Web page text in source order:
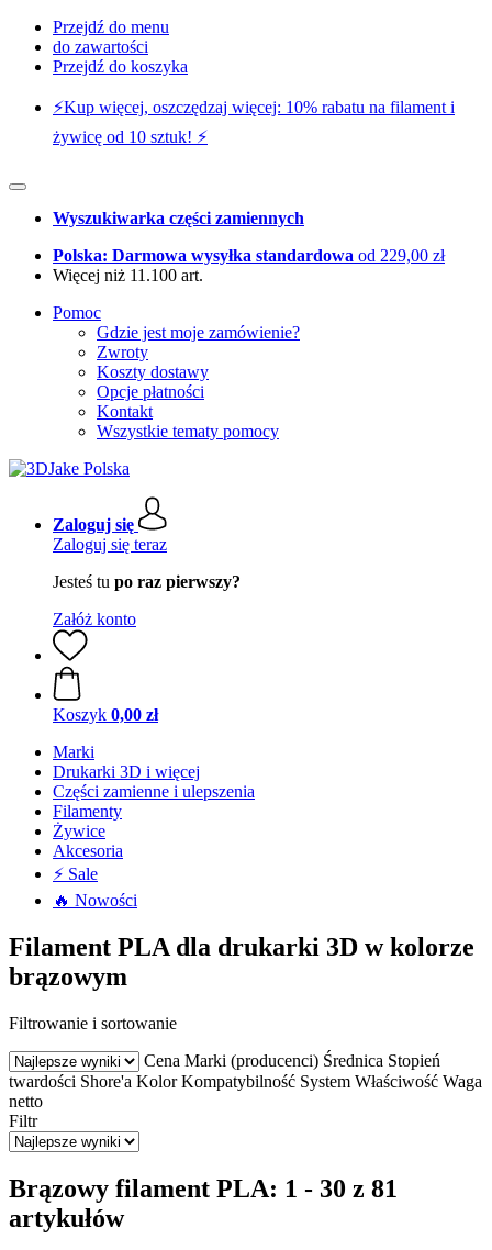
Przejdź do menu
do zawartości
Przejdź do koszyka
⚡️Kup więcej, oszczędzaj więcej: 10% rabatu na filament i
żywicę od 10 sztuk! ⚡️
Wyszukiwarka części zamiennych
Polska: Darmowa wysyłka standardowa od 229,00 zł
Więcej niż 11.100 art.
Pomoc
Gdzie jest moje zamówienie?
Zwroty
Koszty dostawy
Opcje płatności
Kontakt
Wszystkie tematy pomocy
Zaloguj się
Zaloguj się teraz
Jesteś tu po raz pierwszy?
Załóż konto
Koszyk 0,00 zł
Marki
Drukarki 3D i więcej
Części zamienne i ulepszenia
Filamenty
Żywice
Akcesoria
⚡ Sale
🔥 Nowości
Filament PLA dla drukarki 3D w kolorze
brązowym
Filtrowanie i sortowanie
Cena Marki (producenci) Średnica Stopień
twardości Shore'a Kolor Kompatybilność System Właściwość Waga
netto
Filtr
Brązowy filament PLA: 1 - 30 z 81
artykułów